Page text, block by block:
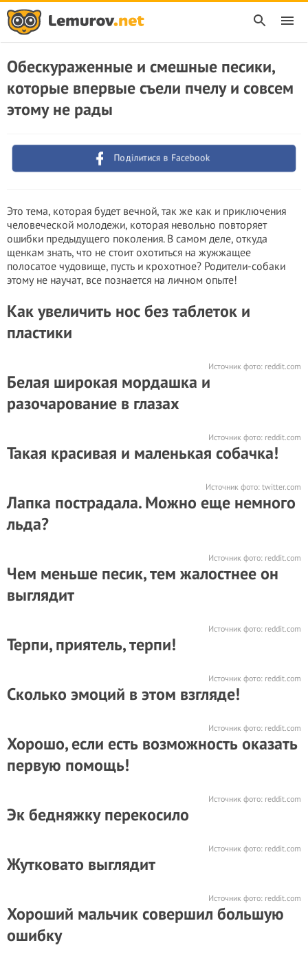
Обескураженные и смешные песики,
которые впервые съели пчелу и совсем
этому не рады
Поділитися в Facebook
Это тема, которая будет вечной, так же как и приключения
человеческой молодежи, которая невольно повторяет
ошибки предыдущего поколения. В самом деле, откуда
щенкам знать, что не стоит охотиться на жужжащее
полосатое чудовище, пусть и крохотное? Родители-собаки
этому не научат, все познается на личном опыте!
Как увеличить нос без таблеток и
пластики
Источник фото: reddit.com
Белая широкая мордашка и
разочарование в глазах
Источник фото: reddit.com
Такая красивая и маленькая собачка!
Источник фото: twitter.com
Лапка пострадала. Можно еще немного
льда?
Источник фото: reddit.com
Чем меньше песик, тем жалостнее он
выглядит
Источник фото: reddit.com
Терпи, приятель, терпи!
Источник фото: reddit.com
Сколько эмоций в этом взгляде!
Источник фото: reddit.com
Хорошо, если есть возможность оказать
первую помощь!
Источник фото: reddit.com
Эк бедняжку перекосило
Источник фото: reddit.com
Жутковато выглядит
Источник фото: reddit.com
Хороший мальчик совершил большую
ошибку